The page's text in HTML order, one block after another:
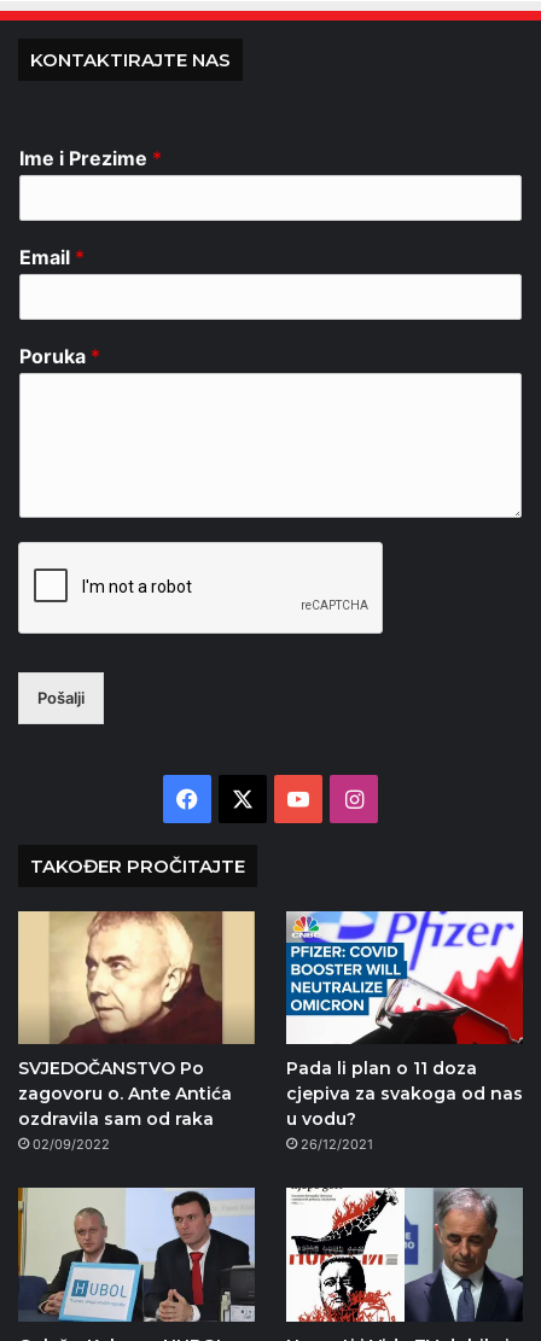
KONTAKTIRAJTE NAS
Ime i Prezime *
Email *
Poruka *
Pošalji
Facebook YouTubeInstagram
TAKOĐER PROČITAJTE
SVJEDOČANSTVO Po
zagovoru o. Ante Antića
ozdravila sam od raka
02/09/2022
Pada li plan o 11 doza
cjepiva za svakoga od nas
u vodu?
26/12/2021